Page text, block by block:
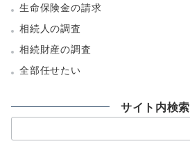
生命保険金の請求
相続人の調査
相続財産の調査
全部任せたい
サイト内検索
索：